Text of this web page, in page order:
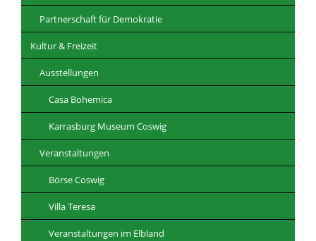
Partnerschaft für Demokratie
Kultur & Freizeit
Ausstellungen
Casa Bohemica
Karrasburg Museum Coswig
Veranstaltungen
Börse Coswig
Villa Teresa
Veranstaltungen im Elbland